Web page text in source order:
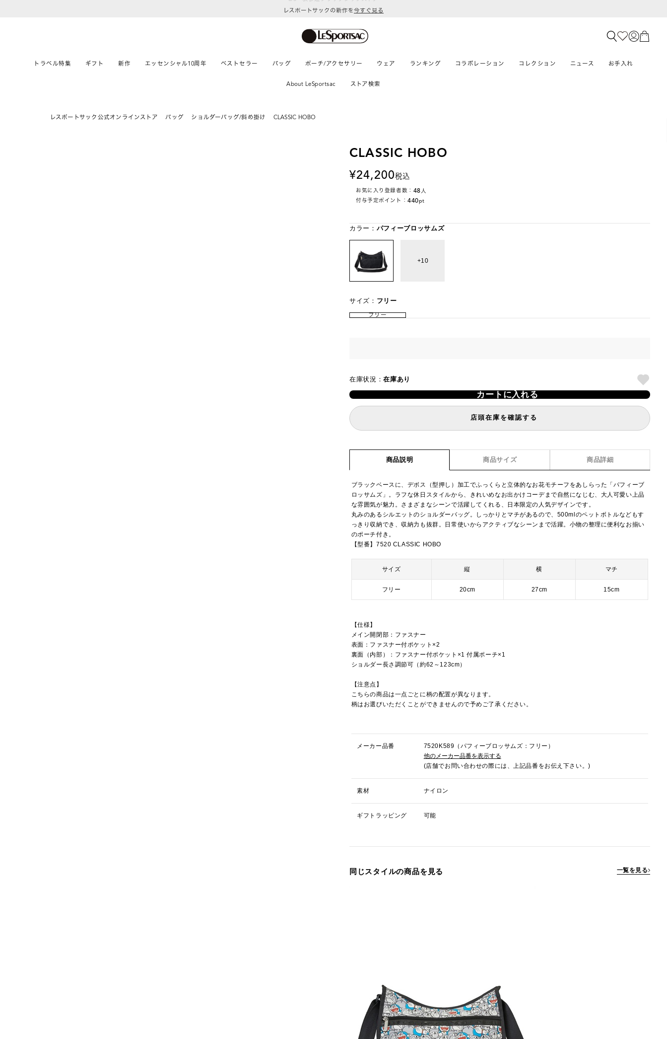
レスポートサックの新作を今すぐ見る
トラベル特集 ギフト 新作 エッセンシャル10周年 ベストセラー バッグ ポーチ/アクセサリー ウェア ランキング コラボレーション コレクション ニュース お手入れ
About LeSportsac ストア検索
レスポートサック公式オンラインストア バッグ ショルダーバッグ/斜め掛け CLASSIC HOBO
CLASSIC HOBO
24,200税込
お気に入り登録者数： 48人
付与予定ポイント：440pt
カラー： パフィーブロッサムズ
10
サイズ： フリー
フリー
在庫状況：在庫あり
カートに入れる
店頭在庫を確認する
商品説明 商品サイズ 商品詳細
ブラックベースに、デボス（型押し）加工でふっくらと立体的なお花モチーフをあしらった「パフィーブ
ロッサムズ」。ラフな休日スタイルから、きれいめなお出かけコーデまで自然になじむ、大人可愛い上品
な雰囲気が魅力。さまざまなシーンで活躍してくれる、日本限定の人気デザインです。
丸みのあるシルエットのショルダーバッグ。しっかりとマチがあるので、500mlのペットボトルなどもす
っきり収納でき、収納力も抜群。日常使いからアクティブなシーンまで活躍。小物の整理に便利なお揃い
のポーチ付き。
【型番】7520 CLASSIC HOBO
サイズ 縦 横 マチ
フリー 20cm 27cm 15cm
【仕様】
メイン開閉部：ファスナー
表面：ファスナー付ポケット×2
裏面（内部）：ファスナー付ポケット×1 付属ポーチ×1
ショルダー長さ調節可（約62～123cm）
【注意点】
こちらの商品は一点ごとに柄の配置が異なります。
柄はお選びいただくことができませんので予めご了承ください。
メーカー品番
7520K589（パフィーブロッサムズ：フリー）
他のメーカー品番を表示する
(店舗でお問い合わせの際には、上記品番をお伝え下さい。)
素材 ナイロン
ギフトラッピング 可能
同じスタイルの商品を見る 一覧を見る